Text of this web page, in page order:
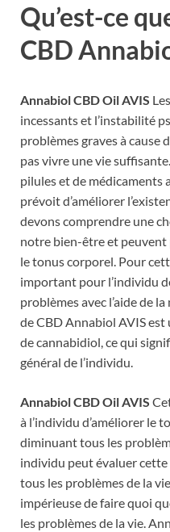
Qu’est-ce
CBD
Annabiol CBD Oil AVIS
incessants et l’instabilité
problèmes graves à cause
pas vivre une vie
pilules et de médicaments
prévoit d’améliorer
devons comprendre une
notre bien-être et
le tonus corporel. Pour
important pour l’individu
problèmes avec l’aide de
de CBD Annabiol AVIS
de cannabidiol, ce qui
général de l’individu.
Annabiol CBD Oil AVIS
à l’individu d’améliorer le
diminuant tous les
individu peut évaluer
tous les problèmes de la
impérieuse de faire quoi
les problèmes de la vie.